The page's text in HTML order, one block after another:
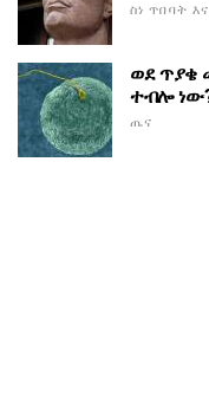
ስነ ጥበባት
ወደ ጥያቄ
ተብሎ
ጤና